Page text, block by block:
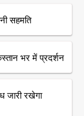
सहमति
भर में प्रदर्शन
जारी रखेगा